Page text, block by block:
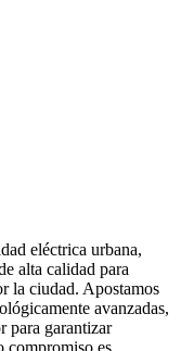
eléctrica urbana,
alta calidad para
la ciudad. Apostamos
avanzadas,
para garantizar